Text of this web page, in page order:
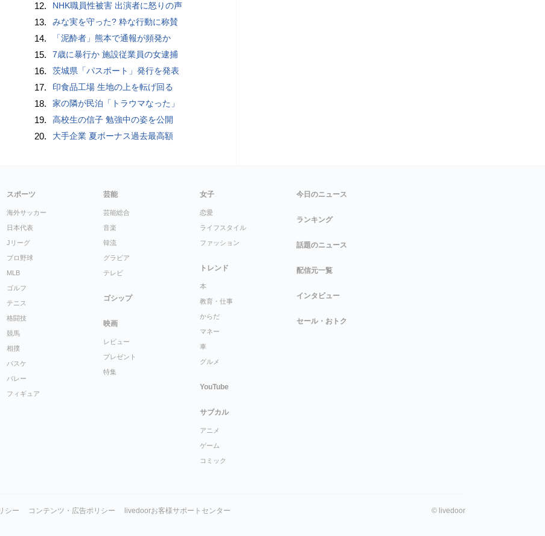
12. NHK職員性被害 出演者に怒りの声
13. みな実を守った? 粋な行動に称賛
14. 「泥酔者」熊本で通報が頻発か
15. 7歳に暴行か 施設従業員の女逮捕
16. 茨城県「パスポート」発行を発表
17. 印食品工場 生地の上を転げ回る
18. 家の隣が民泊「トラウマなった」
19. 高校生の信子 勉強中の姿を公開
20. 大手企業 夏ボーナス過去最高額
スポーツ
海外サッカー
日本代表
Jリーグ
プロ野球
MLB
ゴルフ
テニス
格闘技
競馬
相撲
バスケ
バレー
フィギュア
芸能
芸能総合
音楽
韓流
グラビア
テレビ
ゴシップ
映画
レビュー
プレゼント
特集
女子
恋愛
ライフスタイル
ファッション
トレンド
本
教育・仕事
からだ
マネー
車
グルメ
YouTube
サブカル
アニメ
ゲーム
コミック
今日のニュース
ランキング
話題のニュース
配信元一覧
インタビュー
セール・おトク
シー コンテンツ・広告ポリシー livedoorお客様サポートセンター © livedoor